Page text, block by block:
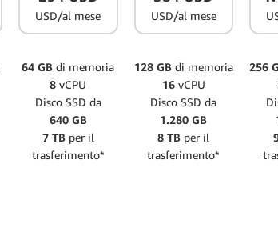
USD/al mese
64 GB di memoria
8vCPU
Disco SSD da
640 GB
7 TBper il
trasferimento*
USD/al mese
128 GBdi memoria
16 vCPU
Disco SSD da
1.280 GB
8 TB per il
trasferimento*
256